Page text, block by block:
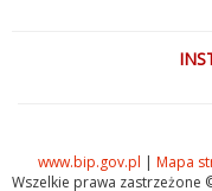
www.bip.gov.pl | Mapa
Wszelkie prawa zastrzeżone